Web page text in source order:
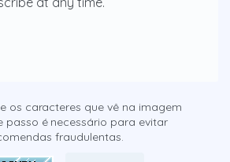
os caracteres que vê na imagem
passo é necessário para evitar
fraudulentas.